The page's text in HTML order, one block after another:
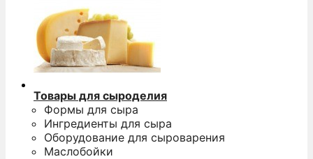
Товары для сыроделия
Формы для сыра
Ингредиенты для сыра
Оборудование для сыроварения
Маслобойки